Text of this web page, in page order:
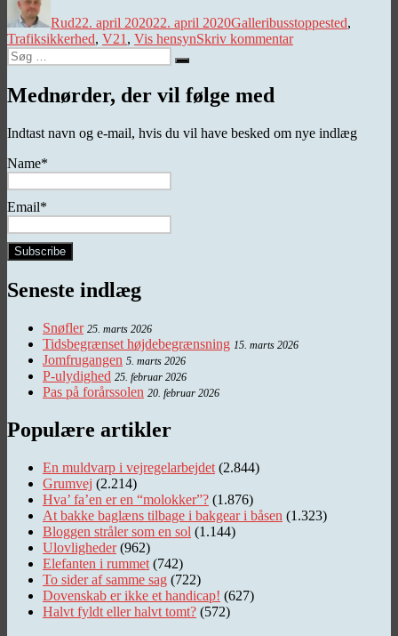
Rud22. april 202022. april 2020Galleribusstoppested,
Trafiksikkerhed, V21, Vis hensynSkriv kommentartil
Søg
efter:
Søg
Mednørder, der vil følge med
Indtast navn og e-mail, hvis du vil have besked om nye indlæg
Name*
Email*
Seneste indlæg
Snøfler 25. marts 2026
Tidsbegrænset højdebegrænsning 15. marts 2026
Jomfrugangen 5. marts 2026
P-ulydighed 25. februar 2026
Pas på forårssolen 20. februar 2026
Populære artikler
En muldvarp i vejregelarbejdet (2.844)
Grumvej (2.214)
Hva’ fa’en er en “molokker”? (1.876)
At bakke baglæns tilbage i bakgear i båsen (1.323)
Bloggen stråler som en sol (1.144)
Ulovligheder (962)
Elefanten i rummet (742)
To sider af samme sag (722)
Dovenskab er ikke et handicap! (627)
Halvt fyldt eller halvt tomt? (572)